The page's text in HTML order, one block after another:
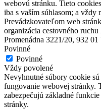
webovú stránku. Tieto
iba s vaším súhlasom; a
Prevádzkovateľom web
organizácia cestovného
Promenádna 3221/20, 932
Povinné
Povinné
Vždy povolené
Nevyhnutné súbory cookie
fungovanie webovej stránky.
zabezpečujú základné
stránky.